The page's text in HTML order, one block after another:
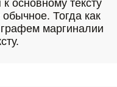
основному тексту
Тогда как
маргиналии